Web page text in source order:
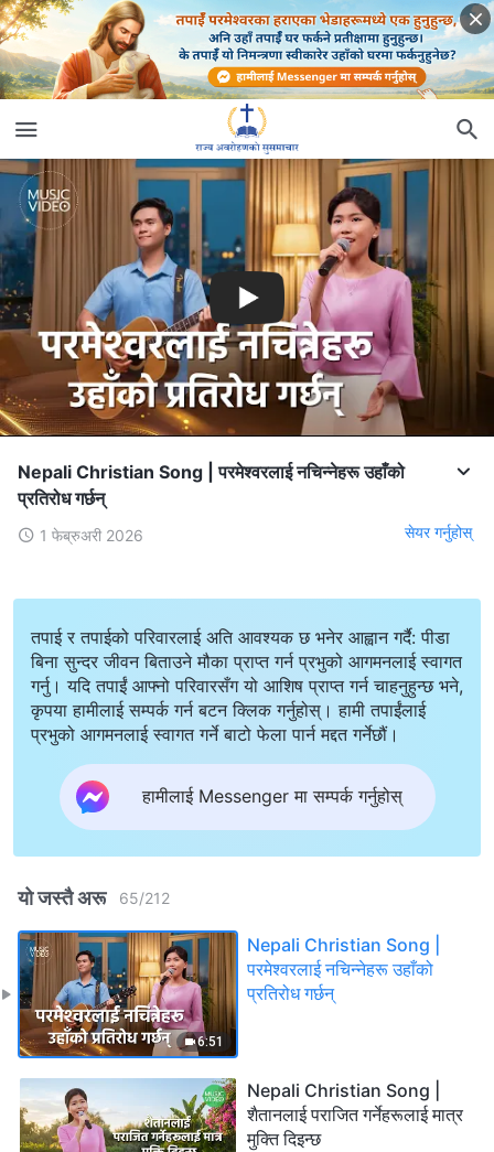
Nepali Christian Song | परमेश्‍वरलाई नचिन्नेहरू उहाँको
प्रतिरोध गर्छन्
1 फेब्रुअरी 2026 सेयर गर्नुहोस्
तपाई र तपाईको परिवारलाई अति आवश्यक छ भनेर आह्वान गर्दै: पीडा
बिना सुन्दर जीवन बिताउने मौका प्राप्त गर्न प्रभुको आगमनलाई स्वागत
गर्नु। यदि तपाईं आफ्नो परिवारसँग यो आशिष प्राप्त गर्न चाहनुहुन्छ भने,
कृपया हामीलाई सम्पर्क गर्न बटन क्लिक गर्नुहोस्। हामी तपाईंलाई
प्रभुको आगमनलाई स्वागत गर्ने बाटो फेला पार्न मद्दत गर्नेछौं।
हामीलाई Messenger मा सम्पर्क गर्नुहोस्
यो जस्तै अरू 65/212
6:51
Nepali Christian Song |
परमेश्‍वरलाई नचिन्नेहरू उहाँको
प्रतिरोध गर्छन्
Nepali Christian Song |
शैतानलाई पराजित गर्नेहरूलाई मात्र
मुक्ति दिइन्छ